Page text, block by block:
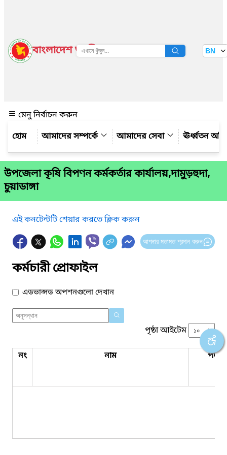
বাংলাদেশ জাতীয় তথ্য বাতায়ন BN
মেনু নির্বাচন করুন
আমাদের সম্পর্কে
আমাদের সেবা ঊর্ধ্বতন
উপজেলা কৃষি বিপণন কর্মকর্তার কার্যালয়,দামুড়হুদা,
চুয়াডাঙ্গা
এই কনটেন্টটি শেয়ার করতে ক্লিক করুন
আপনার মতামত প্রদান করুন
কর্মচারী প্রোফাইল
এডভান্সড অপশনগুলো দেখান
পৃষ্ঠা আইটেম
নং নাম পদবি